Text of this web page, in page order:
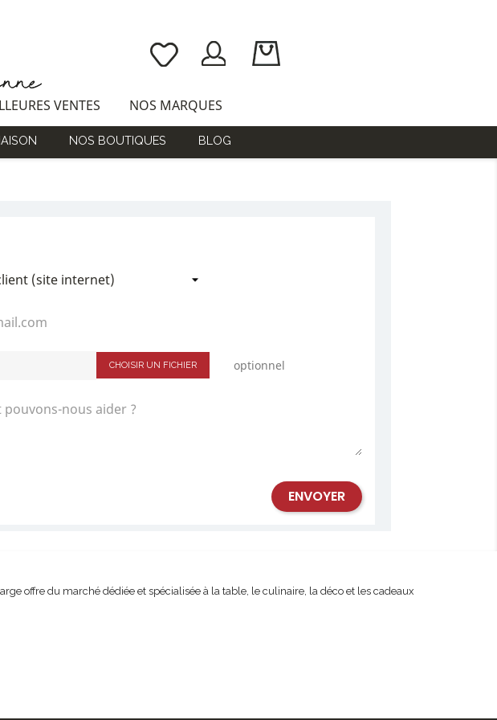
VENTES NOS MARQUES
NOS BOUTIQUES BLOG
CHOISIR UN FICHIER optionnel
offre du marché dédiée et spécialisée à la table, le culinaire, la déco et les cadeaux